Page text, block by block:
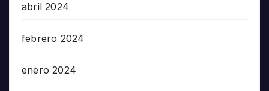
abril 2024
febrero 2024
enero 2024